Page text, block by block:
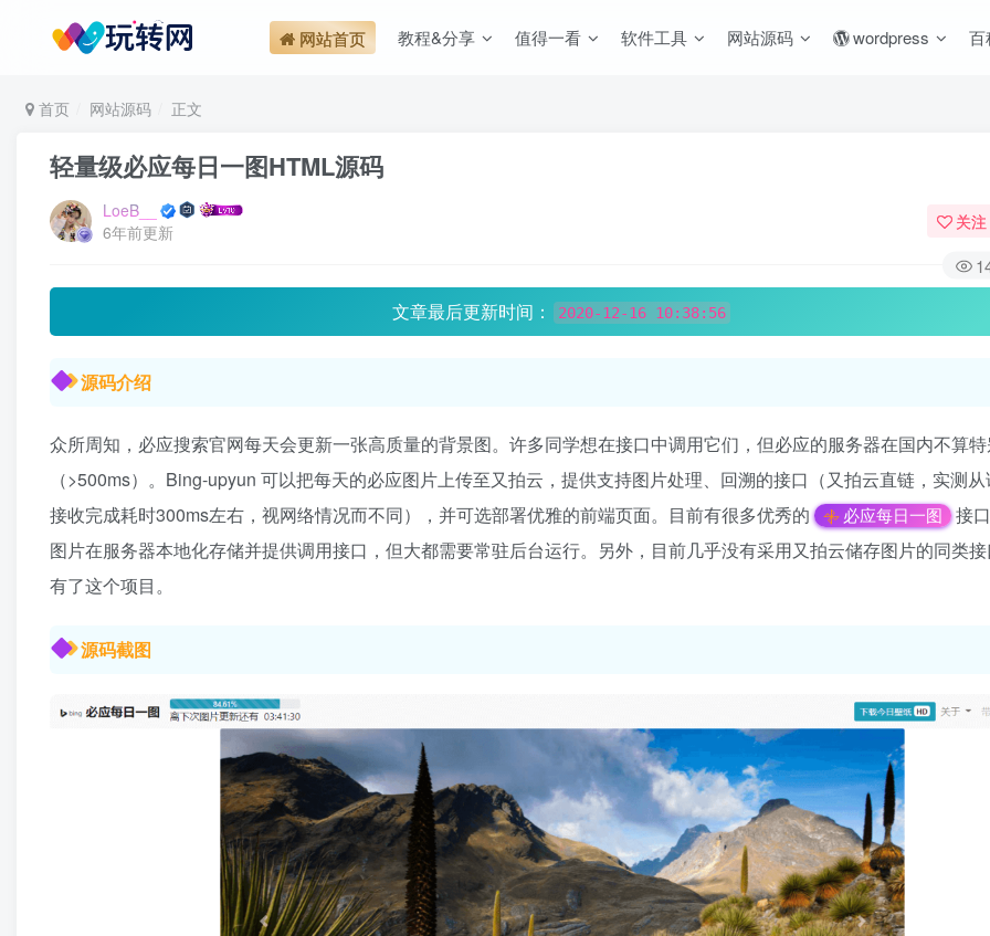
网站首页 教程&分享 值得一看 软件工具 网站源码 wordpress 百
首页 网站源码 正文
轻量级必应每日一图HTML源码
LoeB__
6年前更新
关注
文章最后更新时间： 2020-12-16 10:38:56
源码介绍
众所周知，必应搜索官网每天会更新一张高质量的背景图。许多同学想在接口中调用它们，但必应的服务器在国内不算
（>500ms）。Bing-upyun 可以把每天的必应图片上传至又拍云，提供支持图片处理、回溯的接口（又拍云直链，实测
接收完成耗时300ms左右，视网络情况而不同），并可选部署优雅的前端页面。目前有很多优秀的
必应每日一图
接
图片在服务器本地化存储并提供调用接口，但大都需要常驻后台运行。另外，目前几乎没有采用又拍云储存图片的同类
有了这个项目。
源码截图